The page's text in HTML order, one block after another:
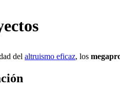
del altruismo eficaz, los